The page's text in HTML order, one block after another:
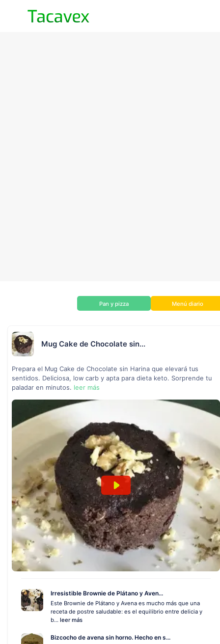
Pan y pizza Menú diario
Mug Cake de Chocolate sin...
Prepara el Mug Cake de Chocolate sin Harina que elevará tus
sentidos. Deliciosa, low carb y apta para dieta keto. Sorprende tu
paladar en minutos. leer más
Irresistible Brownie de Plátano y Aven...
Este Brownie de Plátano y Avena es mucho más que una
receta de postre saludable: es el equilibrio entre delicia y
b... leer más
Bizcocho de avena sin horno. Hecho en s...